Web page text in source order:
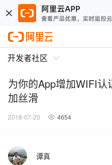
开发者社区
为你的App增加WIFI
加丝滑
2018-07-20 4654
谭真